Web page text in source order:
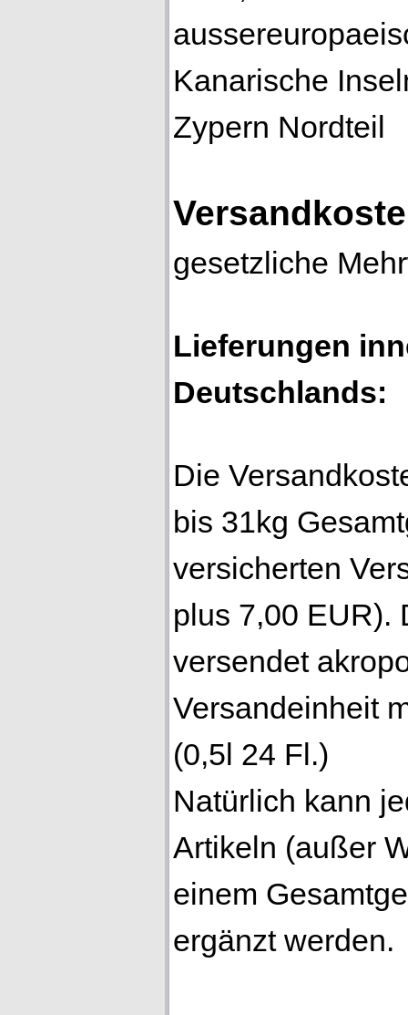
Kanarische
Zypern Nordteil
gesetzliche
Lieferungen
Deutschlands:
Die
bis 31kg
versicherten
plus 7,00 EUR).
versendet
Versandeinheit
(0,5l 24 Fl.)
Natürlich kann
Artikeln (außer
einem
ergänzt werden.